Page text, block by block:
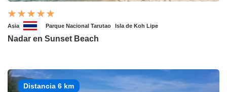
Asia Parque Nacional Tarutao Isla de Koh Lipe
Nadar en Sunset Beach
Distancia 6 km